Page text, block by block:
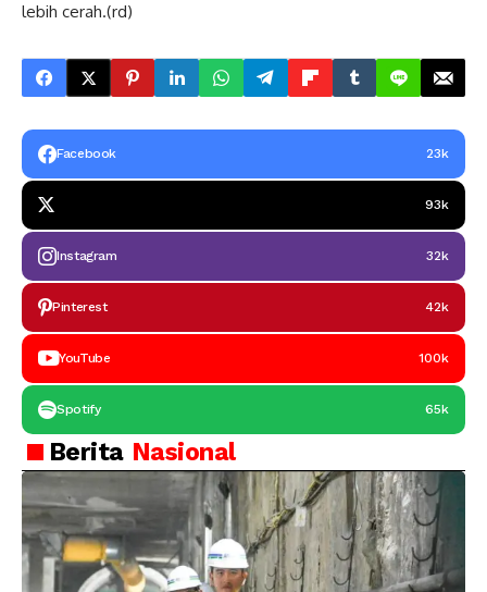
lebih cerah.(rd)
Facebook 23k
93k
Instagram 32k
Pinterest 42k
YouTube 100k
Spotify 65k
Berita Nasional